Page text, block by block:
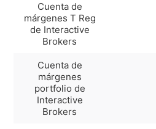
Pros
Contras
Cuenta de
márgenes T Reg
de Interactive
Brokers
Cuenta de
márgenes
portfolio de
Interactive
Brokers